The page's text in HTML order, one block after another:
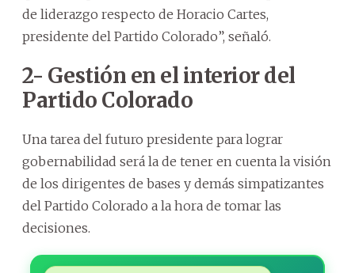
de liderazgo respecto de Horacio Cartes,
presidente del Partido Colorado”, señaló.
2- Gestión en el interior del
Partido Colorado
Una tarea del futuro presidente para lograr
gobernabilidad será la de tener en cuenta la visión
de los dirigentes de bases y demás simpatizantes
del Partido Colorado a la hora de tomar las
decisiones.